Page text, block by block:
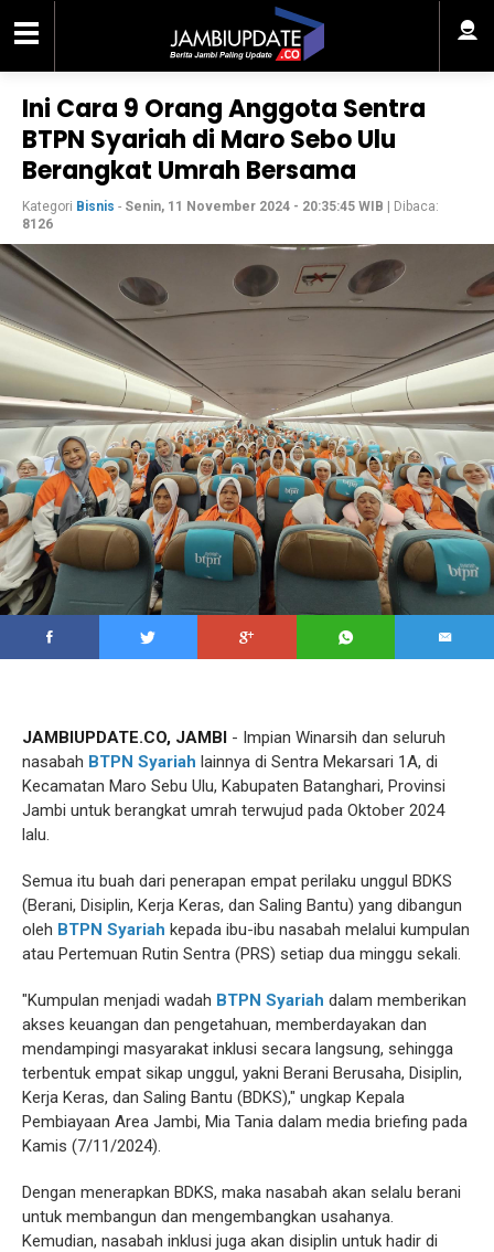
Ini Cara 9 Orang Anggota Sentra
BTPN Syariah di Maro Sebo Ulu
Berangkat Umrah Bersama
Kategori Bisnis - Senin, 11 November 2024 - 20:35:45 WIB | Dibaca:
8126
JAMBIUPDATE.CO, JAMBI - Impian Winarsih dan seluruh
nasabah BTPN Syariah lainnya di Sentra Mekarsari 1A, di
Kecamatan Maro Sebu Ulu, Kabupaten Batanghari, Provinsi
Jambi untuk berangkat umrah terwujud pada Oktober 2024
lalu.
Semua itu buah dari penerapan empat perilaku unggul BDKS
(Berani, Disiplin, Kerja Keras, dan Saling Bantu) yang dibangun
oleh BTPN Syariah kepada ibu-ibu nasabah melalui kumpulan
atau Pertemuan Rutin Sentra (PRS) setiap dua minggu sekali.
"Kumpulan menjadi wadah BTPN Syariah dalam memberikan
akses keuangan dan pengetahuan, memberdayakan dan
mendampingi masyarakat inklusi secara langsung, sehingga
terbentuk empat sikap unggul, yakni Berani Berusaha, Disiplin,
Kerja Keras, dan Saling Bantu (BDKS)," ungkap Kepala
Pembiayaan Area Jambi, Mia Tania dalam media briefing pada
Kamis (7/11/2024).
Dengan menerapkan BDKS, maka nasabah akan selalu berani
untuk membangun dan mengembangkan usahanya.
Kemudian, nasabah inklusi juga akan disiplin untuk hadir di